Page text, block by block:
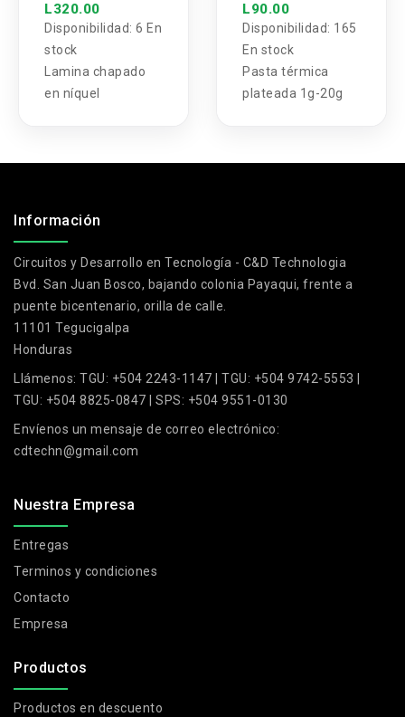
L320.00
Disponibilidad: 6 En
stock
Lamina chapado
en níquel
L90.00
Disponibilidad: 165
En stock
Pasta térmica
plateada 1g-20g
Información
Circuitos y Desarrollo en Tecnología - C&D Technologia
Bvd. San Juan Bosco, bajando colonia Payaqui, frente a
puente bicentenario, orilla de calle.
11101 Tegucigalpa
Honduras
Llámenos: TGU: +504 2243-1147 | TGU: +504 9742-5553 |
TGU: +504 8825-0847 | SPS: +504 9551-0130
Envíenos un mensaje de correo electrónico:
cdtechn@gmail.com
Nuestra Empresa
Entregas
Terminos y condiciones
Contacto
Empresa
Productos
Productos en descuento